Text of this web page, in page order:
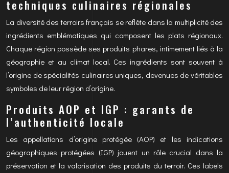
techniques culinaires régionales
La diversité des terroirs français se reflète dans la multiplicité des
ingrédients emblématiques qui composent les plats régionaux.
Chaque région possède ses produits phares, intimement liés à la
géographie et au climat local. Ces ingrédients sont souvent à
l’origine de spécialités culinaires uniques, devenues de véritables
symboles de leur région d’origine.
Produits AOP et IGP : garants de
l’authenticité locale
Les appellations d’origine protégée (AOP) et les indications
géographiques protégées (IGP) jouent un rôle crucial dans la
préservation et la valorisation des produits du terroir. Ces labels